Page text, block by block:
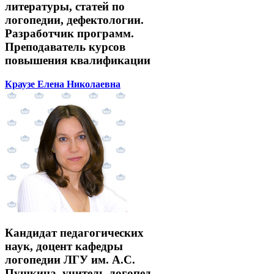
литературы, статей по
логопедии, дефектологии.
Разработчик программ.
Преподаватель курсов
повышения квалификации
Краузе Елена Николаевна
Кандидат педагогических
наук, доцент кафедры
логопедии ЛГУ им. А.С.